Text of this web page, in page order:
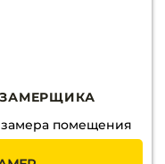
помещения